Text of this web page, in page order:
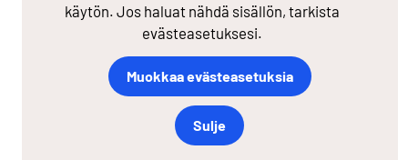
käytön. Jos haluat nähdä sisällön, tarkista
evästeasetuksesi.
Muokkaa evästeasetuksia
Sulje